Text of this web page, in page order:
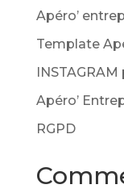
Apéro’
Template
Apéro’
RGPD